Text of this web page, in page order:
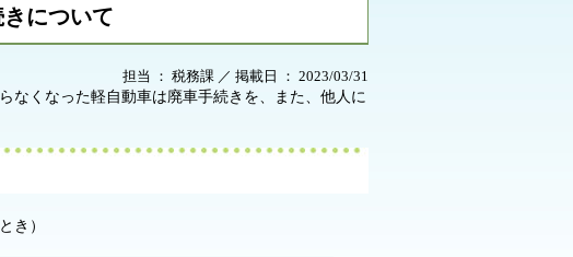
について
担当 ： 税務課 ／ 掲載日 ： 2023/03/31
なくなった軽自動車は廃車手続きを、また、他人に
き）